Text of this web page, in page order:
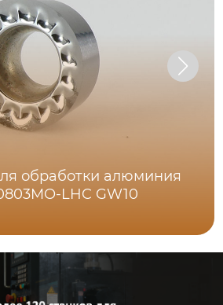
обработки алюминия
LHC GW10